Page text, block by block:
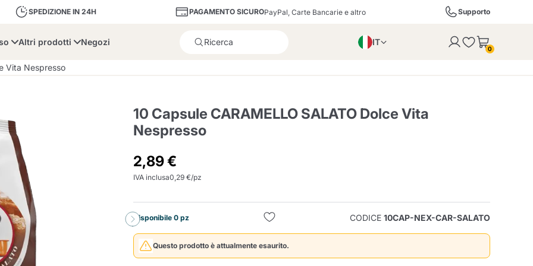
SPEDIZIONE IN 24H PAGAMENTO SICUROPayPal, Carte Bancarie e altro Supporto
Fiasconaro
Passalacqua
A Modo Mio Cialda Ese 44
Illy Iperespresso
Cialde Ese
Altri prodotti
Delizie e Zucchero Portacapsule e cialde Decalcificanti e Filtri
Negozi IT
0
Vita Nespresso
10 Capsule CARAMELLO SALATO Dolce Vita
Nespresso
2,89 €
IVA inclusa0,29 €/pz
Disponibile 0 pz CODICE 10CAP-NEX-CAR-SALATO
Questo prodotto è attualmente esaurito.
Il prodotto è stato aggiunto con successo al carrello